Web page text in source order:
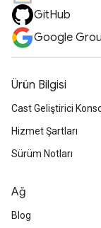
GitHub
Google
Ürün Bilgisi
Cast Geliştirici
Hizmet Şartları
Sürüm Notları
Ağ
Blog